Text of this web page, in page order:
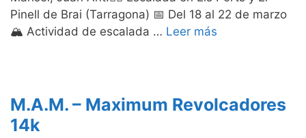
Pinell de Brai (Tarragona) 📅 Del 18 al 22 de marzo
🏔️ Actividad de escalada … Leer más
M.A.M. – Maximum Revolcadores
14k